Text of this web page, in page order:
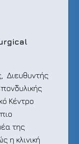
Διευθυντής
Κέντρο
της
η κλινική